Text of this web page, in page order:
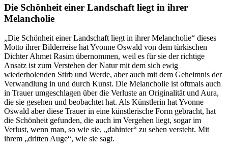
Die Schönheit einer Landschaft liegt in ihrer
Melancholie
„Die Schönheit einer Landschaft liegt in ihrer Melancholie“ dieses
Motto ihrer Bilderreise hat Yvonne Oswald von dem türkischen
Dichter Ahmet Rasim übernommen, weil es für sie der richtige
Ansatz ist zum Verstehen der Natur mit dem sich ewig
wiederholenden Stirb und Werde, aber auch mit dem Geheimnis der
Verwandlung in und durch Kunst. Die Melancholie ist oftmals auch
in Trauer umgeschlagen über die Verluste an Originalität und Aura,
die sie gesehen und beobachtet hat. Als Künstlerin hat Yvonne
Oswald aber diese Trauer in eine künstlerische Form gebracht, hat
die Schönheit gefunden, die auch im Vergehen liegt, sogar im
Verlust, wenn man, so wie sie, „dahinter“ zu sehen versteht. Mit
ihrem „dritten Auge“, wie sie sagt.